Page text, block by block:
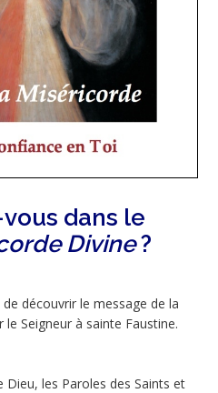
dans le
Divine?
découvrir le message de la
Seigneur à sainte Faustine.
les Paroles des Saints et